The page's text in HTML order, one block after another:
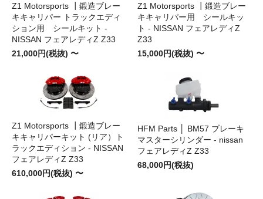
Z1 Motorsports ┃鍛造ブレー
キキャリパー トラックエディ
ション用 シールキット -
NISSAN フェアレディZ Z33
21,000円(税抜) 〜
Z1 Motorsports ┃鍛造ブレー
キキャリパー用 シールキッ
ト - NISSAN フェアレディZ
Z33
15,000円(税抜) 〜
Z1 Motorsports ┃鍛造ブレー
キキャリパーキット (リア）ト
ラックエディション - NISSAN
フェアレディZ Z33
610,000円(税抜) 〜
HFM Parts │ BM57 ブレーキ
マスターシリンダー - nissan
フェアレディZ Z33
68,000円(税抜)